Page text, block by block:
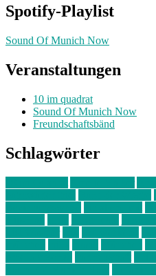
Spotify-Playlist
Sound Of Munich Now
Veranstaltungen
10 im quadrat
Sound Of Munich Now
Freundschaftsbänd
Schlagwörter